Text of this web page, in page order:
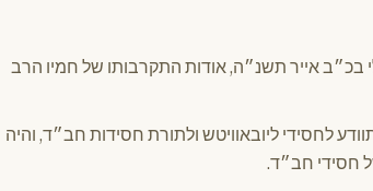
בכ״ב אייר תשנ״ה, אודות התקרבותו של חמיו הרב
לחסידי ליובאוויטש ולתורת חסידות חב״ד, והיה
חסידי חב״ד.